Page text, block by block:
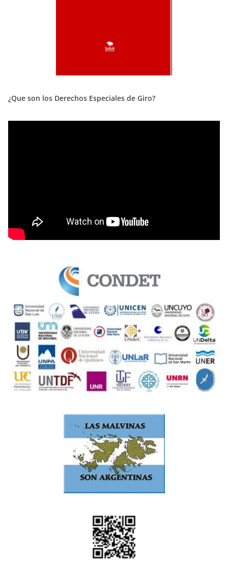
¿Que son los Derechos Especiales de Giro?